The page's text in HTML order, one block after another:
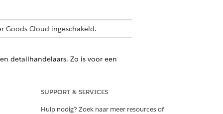
Goods Cloud ingeschakeld.
detailhandelaars. Zo is voor een
of speciale acties.
SUPPORT & SERVICES
Hulp nodig? Zoek naar meer resources of